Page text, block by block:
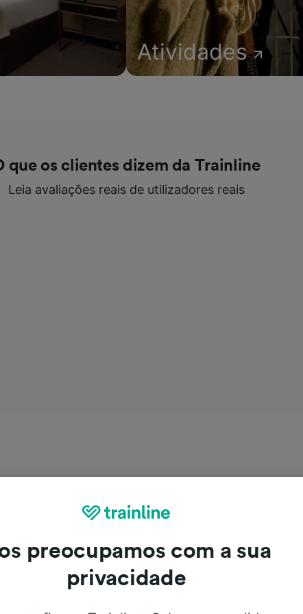
Atividades
que os clientes dizem da Trainline
Leia avaliações reais de utilizadores reais
preocupamos com a sua
privacidade